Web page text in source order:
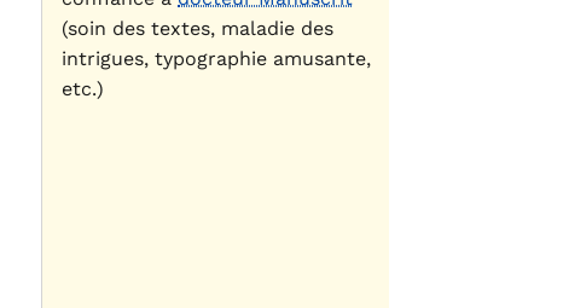
(soin des textes, maladie des
intrigues, typographie amusante,
etc.)